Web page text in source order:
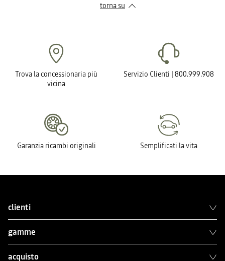
torna su
Trova la concessionaria più
vicina
Servizio Clienti | 800.999.908
Garanzia ricambi originali Semplificati la vita
clienti
gamme
acquisto